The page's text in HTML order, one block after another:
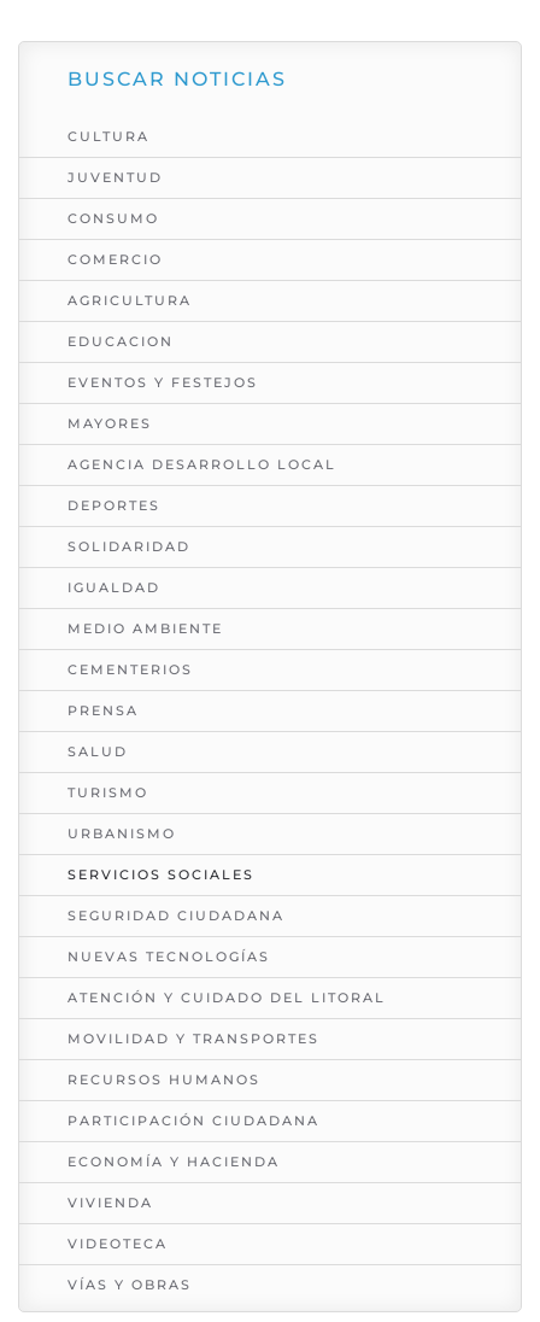
BUSCAR NOTICIAS
CULTURA
JUVENTUD
CONSUMO
COMERCIO
AGRICULTURA
EDUCACION
EVENTOS Y FESTEJOS
MAYORES
AGENCIA DESARROLLO LOCAL
DEPORTES
SOLIDARIDAD
IGUALDAD
MEDIO AMBIENTE
CEMENTERIOS
PRENSA
SALUD
TURISMO
URBANISMO
SERVICIOS SOCIALES
SEGURIDAD CIUDADANA
NUEVAS TECNOLOGÍAS
ATENCIÓN Y CUIDADO DEL LITORAL
MOVILIDAD Y TRANSPORTES
RECURSOS HUMANOS
PARTICIPACIÓN CIUDADANA
ECONOMÍA Y HACIENDA
VIVIENDA
VIDEOTECA
VÍAS Y OBRAS